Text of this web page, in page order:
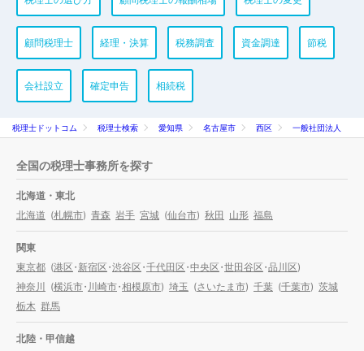
顧問税理士 経理・決算 税務調査 資金調達 節税
会社設立 確定申告 相続税
税理士ドットコム 税理士検索 愛知県 名古屋市 西区 一般社団法人
全国の税理士事務所を探す
北海道・東北
北海道 (札幌市) 青森 岩手 宮城 (仙台市) 秋田 山形 福島
関東
東京都 (港区・新宿区・渋谷区・千代田区・中央区・世田谷区・品川区)
神奈川
(横浜市・川崎市・相模原市) 埼玉 (さいたま市) 千葉 (千葉市) 茨城
栃木 群馬
北陸・甲信越